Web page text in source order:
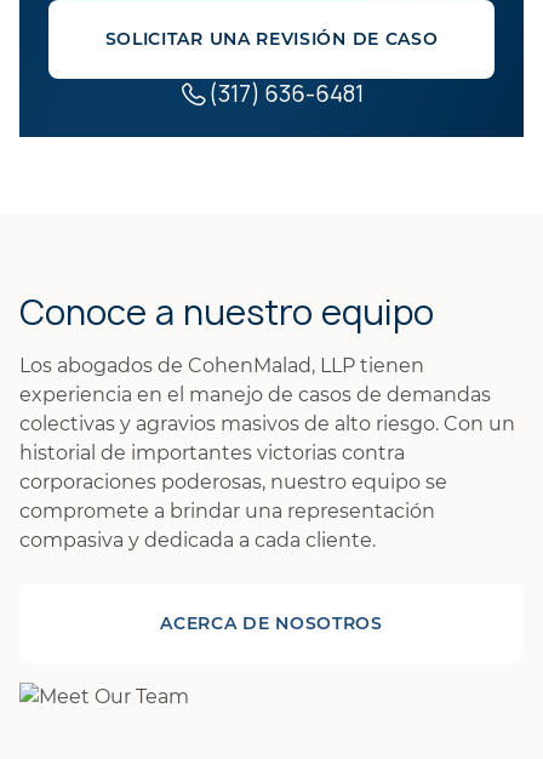
SOLICITAR UNA REVISIÓN DE CASO
(317) 636-6481
Conoce a nuestro equipo
Los abogados de CohenMalad, LLP tienen
experiencia en el manejo de casos de demandas
colectivas y agravios masivos de alto riesgo. Con un
historial de importantes victorias contra
corporaciones poderosas, nuestro equipo se
compromete a brindar una representación
compasiva y dedicada a cada cliente.
ACERCA DE NOSOTROS